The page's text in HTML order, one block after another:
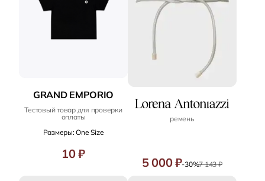
GRAND EMPORIO
Тестовый товар для проверки
оплаты
Размеры: One Size
10 ₽
ремень
5 000 ₽-30%7 143 ₽